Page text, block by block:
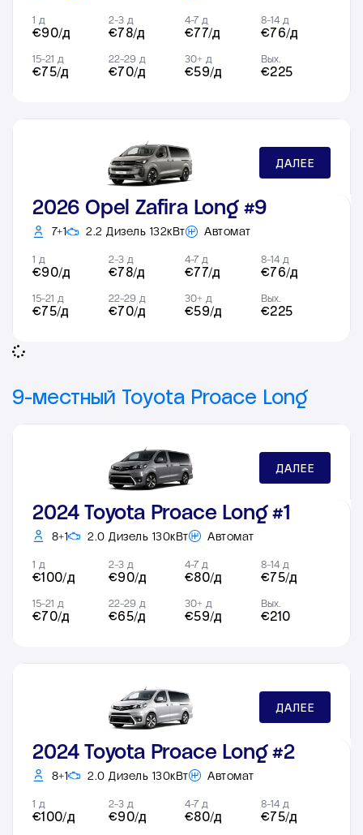
1 д
€90/д
2-3 д
€78/д
4-7 д
€77/д
8-14 д
€76/д
15-21 д
€75/д
22-29 д
€70/д
30+ д
€59/д
Вых.
€225
ДАЛЕЕ
2026 Opel Zafira Long #9
7+1 2.2 Дизель 132кВт Автомат
1 д
€90/д
2-3 д
€78/д
4-7 д
€77/д
8-14 д
€76/д
15-21 д
€75/д
22-29 д
€70/д
30+ д
€59/д
Вых.
€225
9-местный Toyota Proace Long
ДАЛЕЕ
2024 Toyota Proace Long #1
8+1 2.0 Дизель 130кВт Автомат
1 д
€100/д
2-3 д
€90/д
4-7 д
€80/д
8-14 д
€75/д
15-21 д
€70/д
22-29 д
€65/д
30+ д
€59/д
Вых.
€210
ДАЛЕЕ
2024 Toyota Proace Long #2
8+1 2.0 Дизель 130кВт Автомат
1 д
€100/д
2-3 д
€90/д
4-7 д
€80/д
8-14 д
€75/д